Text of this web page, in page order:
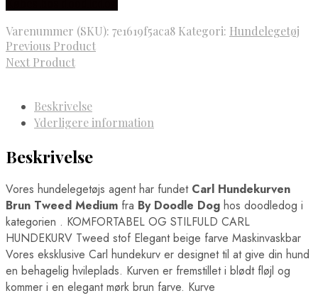
1.229,00 kr..983,00 kr..
Varenummer (SKU): 7e1619f5aca8 Kategori: Hundelegetøj
Previous Product
Next Product
Beskrivelse
Yderligere information
Beskrivelse
Vores hundelegetøjs agent har fundet Carl Hundekurven
Brun Tweed Medium fra By Doodle Dog hos doodledog i
kategorien . KOMFORTABEL OG STILFULD CARL
HUNDEKURV Tweed stof Elegant beige farve Maskinvaskbar
Vores eksklusive Carl hundekurv er designet til at give din hund
en behagelig hvileplads. Kurven er fremstillet i blødt fløjl og
kommer i en elegant mørk brun farve. Kurve